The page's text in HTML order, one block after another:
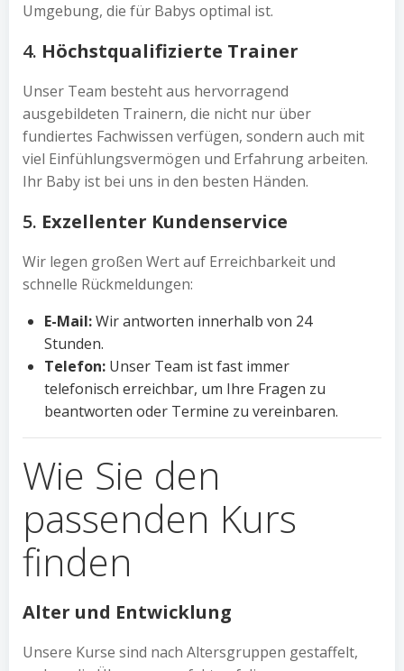
Umgebung, die für Babys optimal ist.
4. Höchstqualifizierte Trainer
Unser Team besteht aus hervorragend
ausgebildeten Trainern, die nicht nur über
fundiertes Fachwissen verfügen, sondern auch mit
viel Einfühlungsvermögen und Erfahrung arbeiten.
Ihr Baby ist bei uns in den besten Händen.
5. Exzellenter Kundenservice
Wir legen großen Wert auf Erreichbarkeit und
schnelle Rückmeldungen:
E-Mail:Wir antworten innerhalb von 24
Stunden.
Telefon: Unser Team ist fast immer
telefonisch erreichbar, um Ihre Fragen zu
beantworten oder Termine zu vereinbaren.
Wie Sie den
passenden Kurs
finden
Alter und Entwicklung
Unsere Kurse sind nach Altersgruppen gestaffelt,